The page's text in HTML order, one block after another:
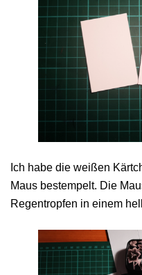
Ich habe die weißen
Maus bestempelt. Die
Regentropfen in einem